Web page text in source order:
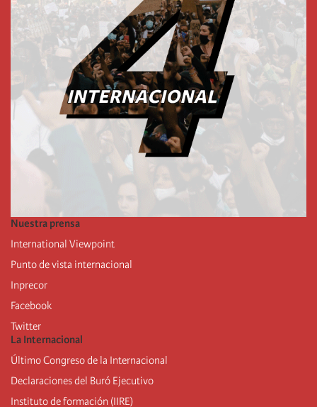
Nuestra prensa
International Viewpoint
Punto de vista internacional
Inprecor
Facebook
Twitter
La Internacional
Último Congreso de la Internacional
Declaraciones del Buró Ejecutivo
Instituto de formación (IIRE)